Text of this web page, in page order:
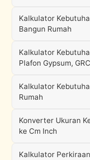
Kalkulator
Bangun Rumah
Kalkulator
Plafon Gypsum,
Kalkulator
Rumah
Konverter Ukuran
ke Cm Inch
Kalkulator